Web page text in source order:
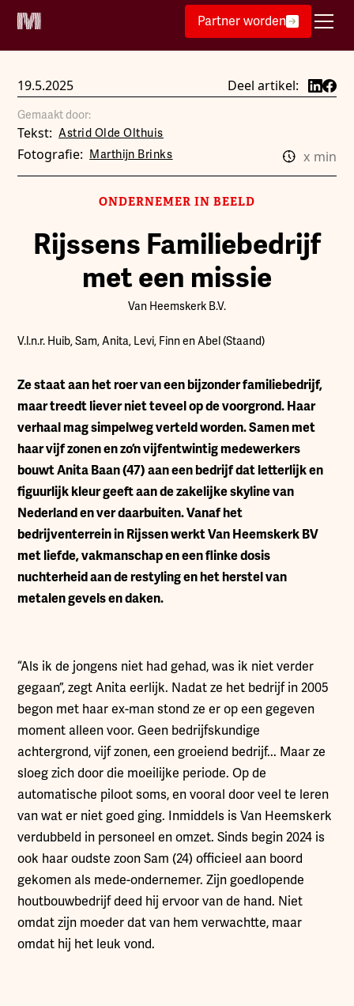
Partner worden
19.5.2025 Deel artikel:
Gemaakt door:
Tekst: Astrid Olde Olthuis
Fotografie: Marthijn Brinks x min
ONDERNEMER IN BEELD
Rijssens Familiebedrijf
met een missie
Van Heemskerk B.V.
V.l.n.r. Huib, Sam, Anita, Levi, Finn en Abel (Staand)
Ze staat aan het roer van een bijzonder familiebedrijf,
maar treedt liever niet teveel op de voorgrond. Haar
verhaal mag simpelweg verteld worden. Samen met
haar vijf zonen en zo’n vijfentwintig medewerkers
bouwt Anita Baan (47) aan een bedrijf dat letterlijk en
figuurlijk kleur geeft aan de zakelijke skyline van
Nederland en ver daarbuiten. Vanaf het
bedrijventerrein in Rijssen werkt Van Heemskerk BV
met liefde, vakmanschap en een flinke dosis
nuchterheid aan de restyling en het herstel van
metalen gevels en daken.
“Als ik de jongens niet had gehad, was ik niet verder
gegaan”, zegt Anita eerlijk. Nadat ze het bedrijf in 2005
begon met haar ex-man stond ze er op een gegeven
moment alleen voor. Geen bedrijfskundige
achtergrond, vijf zonen, een groeiend bedrijf... Maar ze
sloeg zich door die moeilijke periode. Op de
automatische piloot soms, en vooral door veel te leren
van wat er niet goed ging. Inmiddels is Van Heemskerk
verdubbeld in personeel en omzet. Sinds begin 2024 is
ook haar oudste zoon Sam (24) officieel aan boord
gekomen als mede-ondernemer. Zijn goedlopende
houtbouwbedrijf deed hij ervoor van de hand. Niet
omdat zijn moeder dat van hem verwachtte, maar
omdat hij het leuk vond.